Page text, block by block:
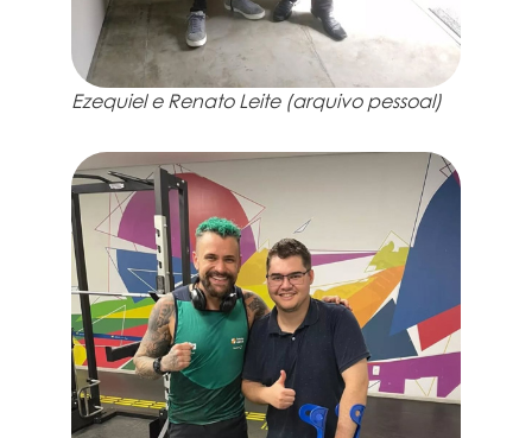
Ezequiel e Renato Leite (arquivo pessoal)